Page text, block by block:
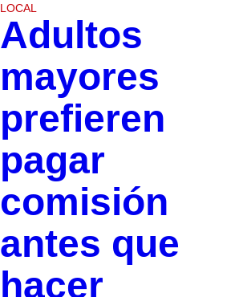
LOCAL
Adultos
mayores
prefieren
pagar
comisión
antes que
hacer